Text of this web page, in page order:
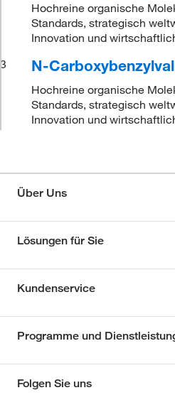
Hochreine organische
Standards, strategisch
Innovation und
3
N-
Hochreine organische
Standards, strategisch
Innovation und
Über Uns
Lösungen für Sie
Kundenservice
Programme und
Folgen Sie uns